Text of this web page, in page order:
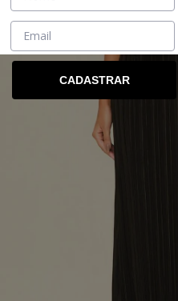
CADASTRAR